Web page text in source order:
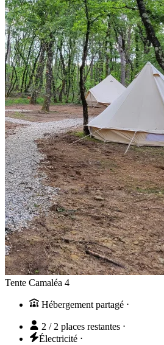
Tente Camaléa 4
Hébergement partagé ⋅
2 / 2 places restantes ⋅
Électricité ⋅